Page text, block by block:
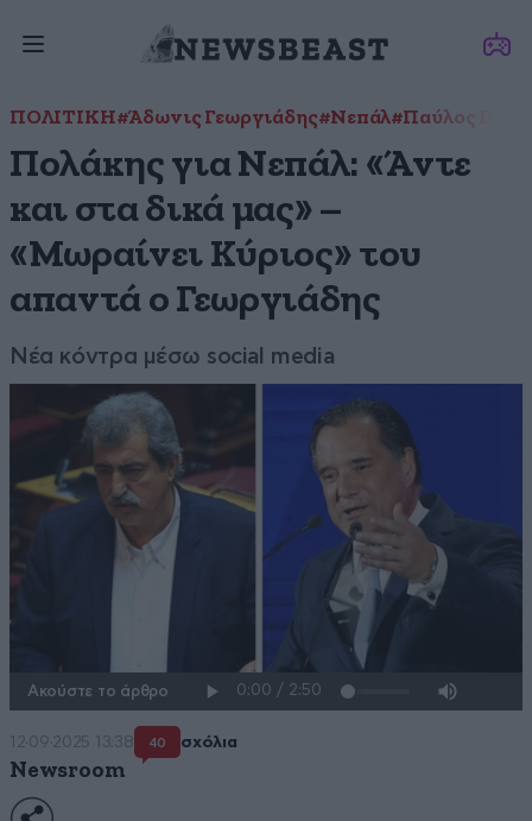
ΠΟΛΙΤΙΚΗ#Άδωνις Γεωργιάδης#Νεπάλ#Παύλος
Πολάκης για Νεπάλ: «Άντε
και στα δικά μας» –
«Μωραίνει Κύριος» του
απαντά ο Γεωργιάδης
Νέα κόντρα μέσω social media
Ακούστε το άρθρο
12·09·2025 13:38 40 σχόλια
Newsroom